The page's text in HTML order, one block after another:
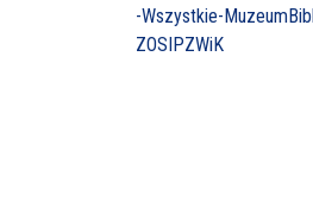
-Wszystkie-Muzeum
ZOSIPZWiK